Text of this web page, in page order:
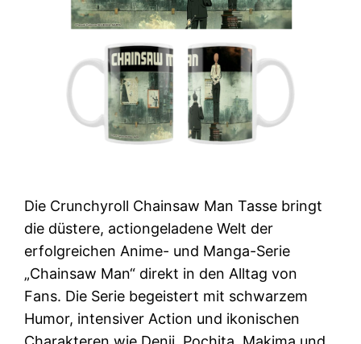
Die Crunchyroll Chainsaw Man Tasse bringt
die düstere, actiongeladene Welt der
erfolgreichen Anime- und Manga-Serie
„Chainsaw Man“ direkt in den Alltag von
Fans. Die Serie begeistert mit schwarzem
Humor, intensiver Action und ikonischen